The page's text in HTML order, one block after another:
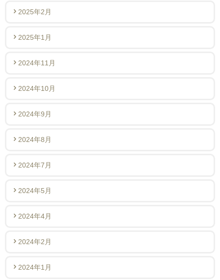
2025年2月
2025年1月
2024年11月
2024年10月
2024年9月
2024年8月
2024年7月
2024年5月
2024年4月
2024年2月
2024年1月